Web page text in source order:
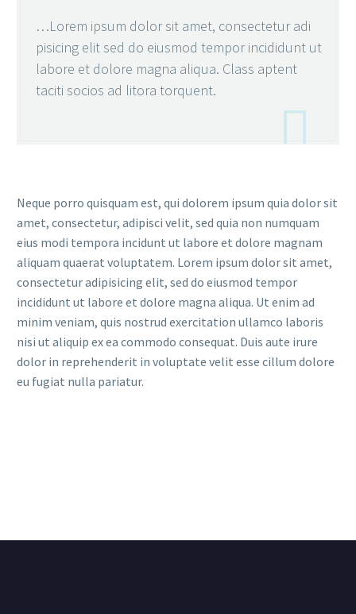
…Lorem ipsum dolor sit amet, consectetur adi
pisicing elit sed do eiusmod tempor incididunt ut
labore et dolore magna aliqua. Class aptent
taciti socios ad litora torquent.

Neque porro quisquam est, qui dolorem ipsum quia dolor sit
amet, consectetur, adipisci velit, sed quia non numquam
eius modi tempora incidunt ut labore et dolore magnam
aliquam quaerat voluptatem. Lorem ipsum dolor sit amet,
consectetur adipisicing elit, sed do eiusmod tempor
incididunt ut labore et dolore magna aliqua. Ut enim ad
minim veniam, quis nostrud exercitation ullamco laboris
nisi ut aliquip ex ea commodo consequat. Duis aute irure
dolor in reprehenderit in voluptate velit esse cillum dolore
eu fugiat nulla pariatur.